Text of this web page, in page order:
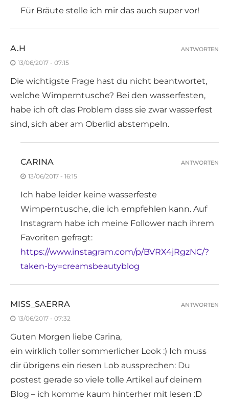
Für Bräute stelle ich mir das auch super vor!
A.H
13/06/2017 - 07:15
Die wichtigste Frage hast du nicht beantwortet,
welche Wimperntusche? Bei den wasserfesten,
habe ich oft das Problem dass sie zwar wasserfest
sind, sich aber am Oberlid abstempeln.
ANTWORTEN
CARINA
13/06/2017 - 16:15
Ich habe leider keine wasserfeste
Wimperntusche, die ich empfehlen kann. Auf
Instagram habe ich meine Follower nach ihrem
Favoriten gefragt:
https://www.instagram.com/p/BVRX4jRgzNC/?
taken-by=creamsbeautyblog
ANTWORTEN
MISS_SAERRA
13/06/2017 - 07:32
Guten Morgen liebe Carina,
ein wirklich toller sommerlicher Look :) Ich muss
dir übrigens ein riesen Lob aussprechen: Du
postest gerade so viele tolle Artikel auf deinem
Blog – ich komme kaum hinterher mit lesen :D
ANTWORTEN